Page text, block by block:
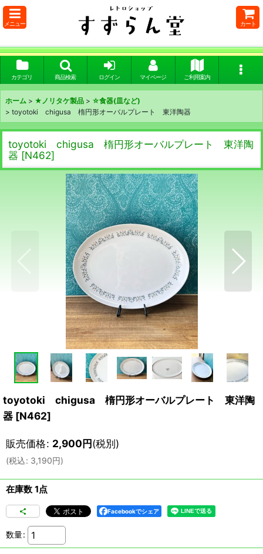
メニュー カート
カテゴリ 商品検索 ログイン マイページ ご利用案内
ホーム > ★ノリタケ製品 > ☆食器(皿など)
> toyotoki chigusa 楕円形オーバルプレート 東洋陶器
toyotoki chigusa 楕円形オーバルプレート 東洋陶
器 [N462]
toyotoki chigusa 楕円形オーバルプレート 東洋陶
器 [N462]
販売価格: 2,900円(税別)
(税込: 3,190円)
在庫数 1点
Facebookでシェア
数量: